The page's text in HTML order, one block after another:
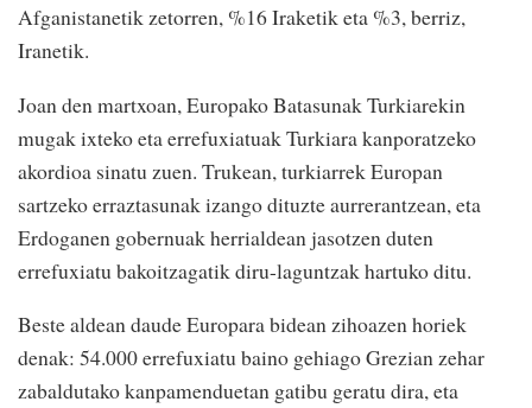
Afganistanetik zetorren, %16 Iraketik eta %3, berriz,
Iranetik.
Joan den martxoan, Europako Batasunak Turkiarekin
mugak ixteko eta errefuxiatuak Turkiara kanporatzeko
akordioa sinatu zuen. Trukean, turkiarrek Europan
sartzeko erraztasunak izango dituzte aurrerantzean, eta
Erdoganen gobernuak herrialdean jasotzen duten
errefuxiatu bakoitzagatik diru-laguntzak hartuko ditu.
Beste aldean daude Europara bidean zihoazen horiek
denak: 54.000 errefuxiatu baino gehiago Grezian zehar
zabaldutako kanpamenduetan gatibu geratu dira, eta